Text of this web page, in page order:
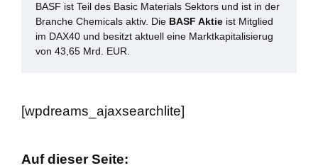
BASF ist Teil des Basic Materials Sektors und ist in der
Branche Chemicals aktiv. Die BASF Aktie ist Mitglied
im DAX40 und besitzt aktuell eine Marktkapitalisierug
von 43,65 Mrd. EUR.
[wpdreams_ajaxsearchlite]
Auf dieser Seite: